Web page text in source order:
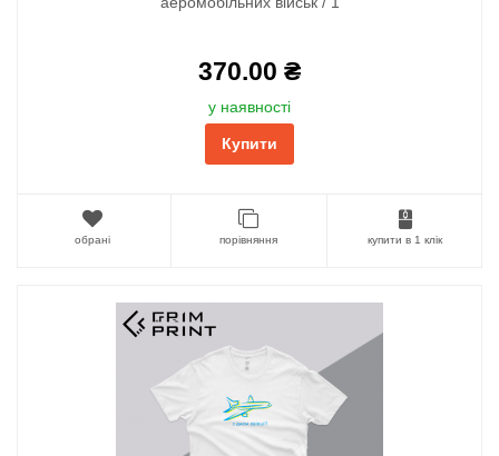
370.00 ₴
у наявності
Купити
обрані порівняння купити в 1 клік